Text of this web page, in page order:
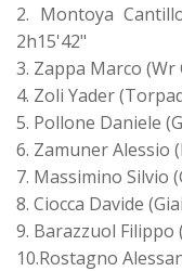
2. Montoya
2h15'42"
3. Zappa Marco
4. Zoli Yader
5. Pollone Daniele
6. Zamuner Alessio
7. Massimino Silvio
8. Ciocca Davide
9. Barazzuol Filippo
10.Rostagno